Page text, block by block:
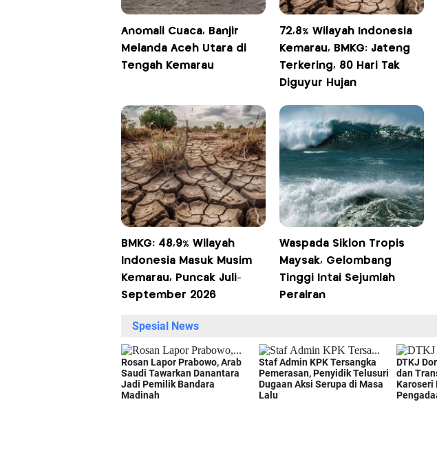
Anomali Cuaca, Banjir
Melanda Aceh Utara di
Tengah Kemarau
72,8% Wilayah Indonesia
Kemarau, BMKG: Jateng
Terkering, 80 Hari Tak
Diguyur Hujan
BMKG: 48,9% Wilayah
Indonesia Masuk Musim
Kemarau, Puncak Juli-
September 2026
Waspada Siklon Tropis
Maysak, Gelombang
Tinggi Intai Sejumlah
Perairan